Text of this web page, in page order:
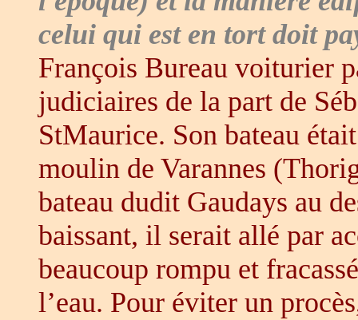
celui qui est en tort doit
François Bureau voiturier
judiciaires de la part de
StMaurice. Son bateau
moulin de Varannes
bateau dudit Gaudays au
baissant, il serait allé par
beaucoup rompu et
l’eau. Pour éviter un